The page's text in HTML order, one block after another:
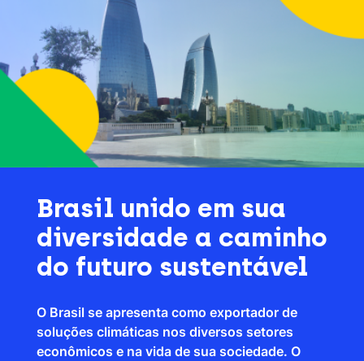
Brasil unido em sua
diversidade a caminho
do futuro sustentável
O Brasil se apresenta como exportador de
soluções climáticas nos diversos setores
econômicos e na vida de sua sociedade. O